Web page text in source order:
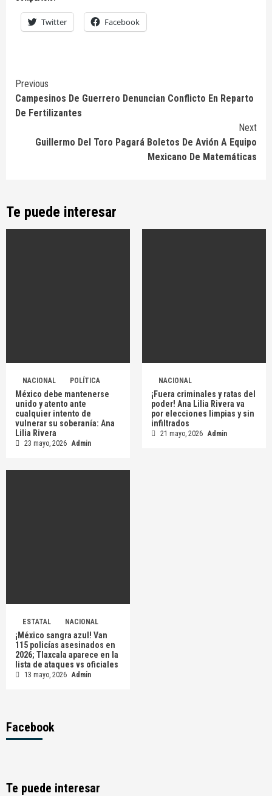
Twitter Facebook
Continue
Reading
Previous
Campesinos De Guerrero Denuncian Conflicto En Reparto
De Fertilizantes
Next
Guillermo Del Toro Pagará Boletos De Avión A Equipo
Mexicano De Matemáticas
Te puede interesar
NACIONAL POLÍTICA
México debe mantenerse
unido y atento ante
cualquier intento de
vulnerar su soberanía: Ana
Lilia Rivera
23 mayo, 2026 Admin
NACIONAL
¡Fuera criminales y ratas del
poder! Ana Lilia Rivera va
por elecciones limpias y sin
infiltrados
21 mayo, 2026 Admin
ESTATAL NACIONAL
¡México sangra azul! Van
115 policías asesinados en
2026; Tlaxcala aparece en la
lista de ataques vs oficiales
13 mayo, 2026 Admin
Facebook
Te puede interesar